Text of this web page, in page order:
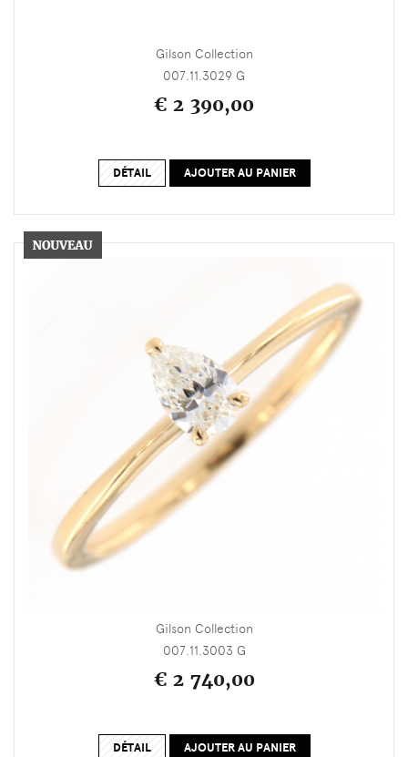
Gilson Collection
007.11.3029 G
€ 2 390,00
DÉTAIL AJOUTER AU PANIER
Gilson Collection
007.11.3003 G
€ 2 740,00
DÉTAIL AJOUTER AU PANIER